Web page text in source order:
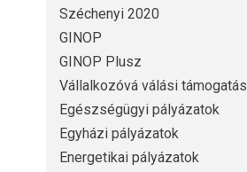
Széchenyi 2020
GINOP
GINOP Plusz
Vállalkozóvá válási támogatás
Egészségügyi pályázatok
Egyházi pályázatok
Energetikai pályázatok